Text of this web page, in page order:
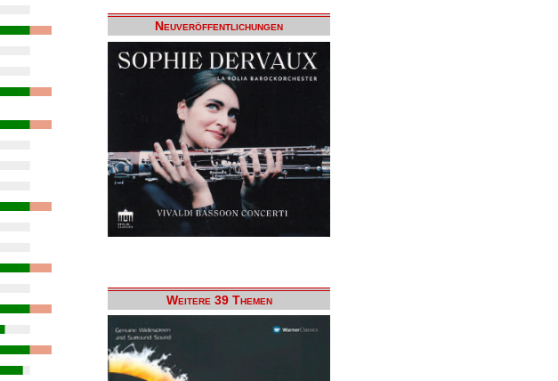
Neuveröffentlichungen
Weitere 39 Themen